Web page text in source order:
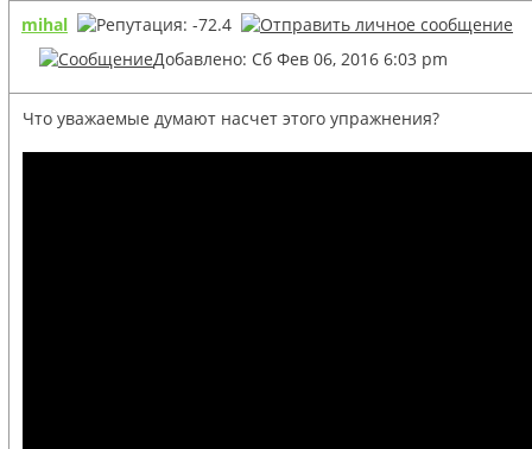
mihal
Добавлено: Сб Фев 06, 2016 6:03 pm
Что уважаемые думают насчет этого упражнения?